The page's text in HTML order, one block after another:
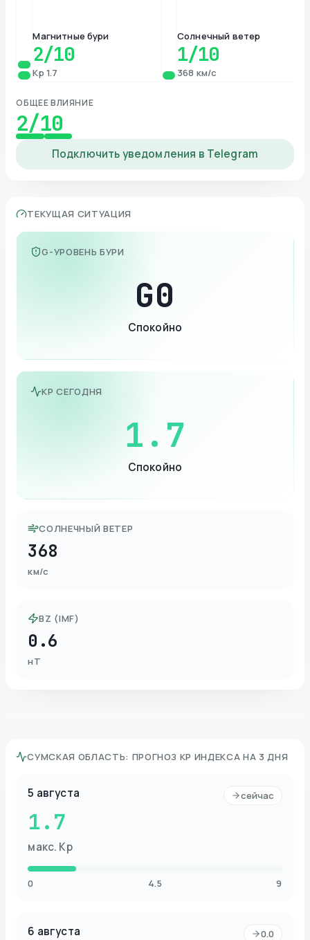
Магнитные бури
2/10
Kp 1.7
Солнечный ветер
1/10
368 км/с
ОБЩЕЕ ВЛИЯНИЕ
2/10
Подключить уведомления в Telegram
ТЕКУЩАЯ СИТУАЦИЯ
G-УРОВЕНЬ БУРИ
G0
Спокойно
KP СЕГОДНЯ
1.7
Спокойно
СОЛНЕЧНЫЙ ВЕТЕР
368
км/с
BZ (IMF)
0.6
нТ
СУМСКАЯ ОБЛАСТЬ: ПРОГНОЗ KP ИНДЕКСА НА 3 ДНЯ
5 августа
1.7
макс. Kp
сейчас
0 4.5 9
6 августа 0.0